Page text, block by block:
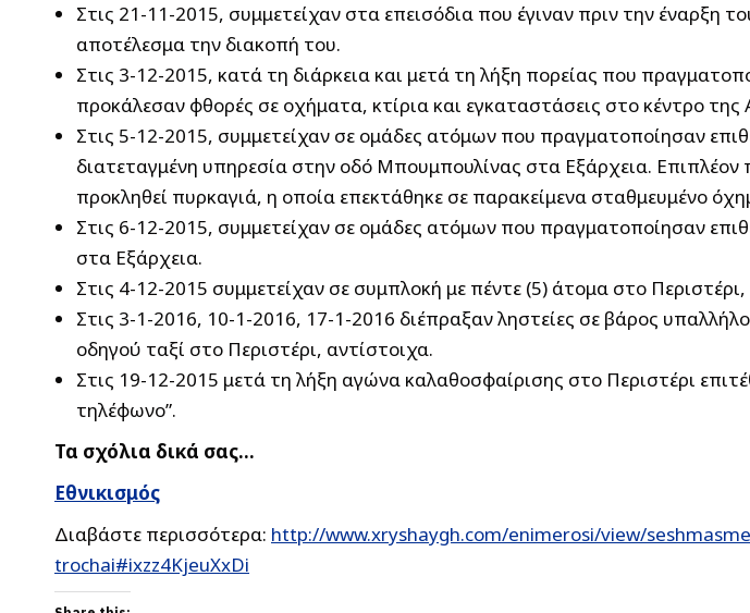
Στις 21-11-2015, συμμετείχαν στα επεισόδια που έγιναν πριν την
αποτέλεσμα την διακοπή του.
Στις 3-12-2015, κατά τη διάρκεια και μετά τη λήξη πορείας που
προκάλεσαν φθορές σε οχήματα, κτίρια και εγκαταστάσεις στο κέντρο της
Στις 5-12-2015, συμμετείχαν σε ομάδες ατόμων που πραγματοποίησαν
διατεταγμένη υπηρεσία στην οδό Μπουμπουλίνας στα Εξάρχεια.
προκληθεί πυρκαγιά, η οποία επεκτάθηκε σε παρακείμενα σταθμευμένο
Στις 6-12-2015, συμμετείχαν σε ομάδες ατόμων που πραγματοποίησαν
στα Εξάρχεια.
Στις 4-12-2015 συμμετείχαν σε συμπλοκή με πέντε (5) άτομα στο
Στις 3-1-2016, 10-1-2016, 17-1-2016 διέπραξαν ληστείες σε βάρος
οδηγού ταξί στο Περιστέρι, αντίστοιχα.
Στις 19-12-2015 μετά τη λήξη αγώνα καλαθοσφαίρισης στο Περιστέρι
τηλέφωνο”.
Τα σχόλια δικά σας…
Εθνικισμός
Διαβάστε περισσότερα: http://www.xryshaygh.com/enimerosi/view/
trochai#ixzz4KjeuXxDi